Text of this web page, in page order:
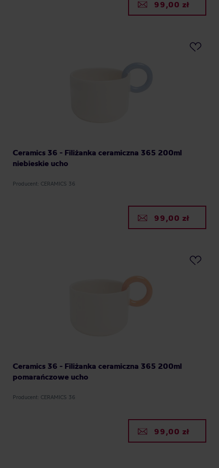
99,00 zł
Ceramics 36 - Filiżanka ceramiczna 365 200ml
niebieskie ucho
Producent: CERAMICS 36
99,00 zł
Ceramics 36 - Filiżanka ceramiczna 365 200ml
pomarańczowe ucho
Producent: CERAMICS 36
99,00 zł